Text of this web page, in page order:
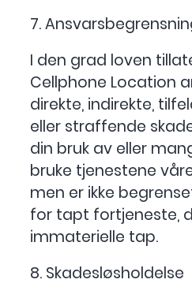
7.
I den grad loven
Cellphone Location
direkte, indirekte,
eller straffende
din bruk av eller
bruke tjenestene
men er ikke
for tapt fortjeneste,
immaterielle tap.
8. Skadesløsholdelse